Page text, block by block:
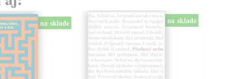
na sklade na sklade